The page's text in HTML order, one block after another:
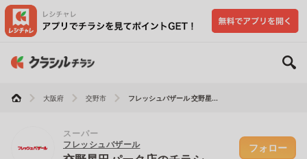
大阪府 交野市 フレッシュバザール 交野星...
スーパー
フレッシュバザール
フォロー